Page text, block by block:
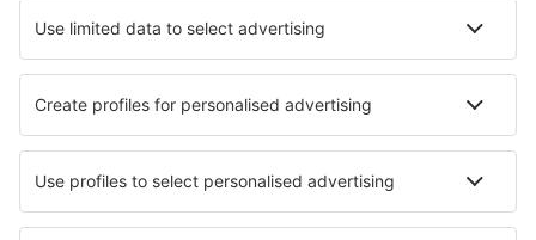
Flyselskaper
KLM
Lufthansa
Ryanair